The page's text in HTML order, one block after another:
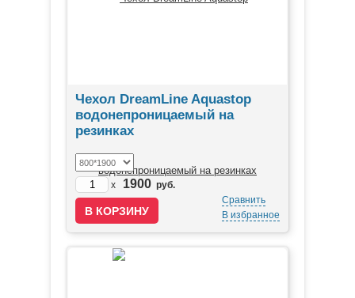
Чехол DreamLine Aquastop
водонепроницаемый на
резинках
x 1900 руб.
Сравнить
В избранное